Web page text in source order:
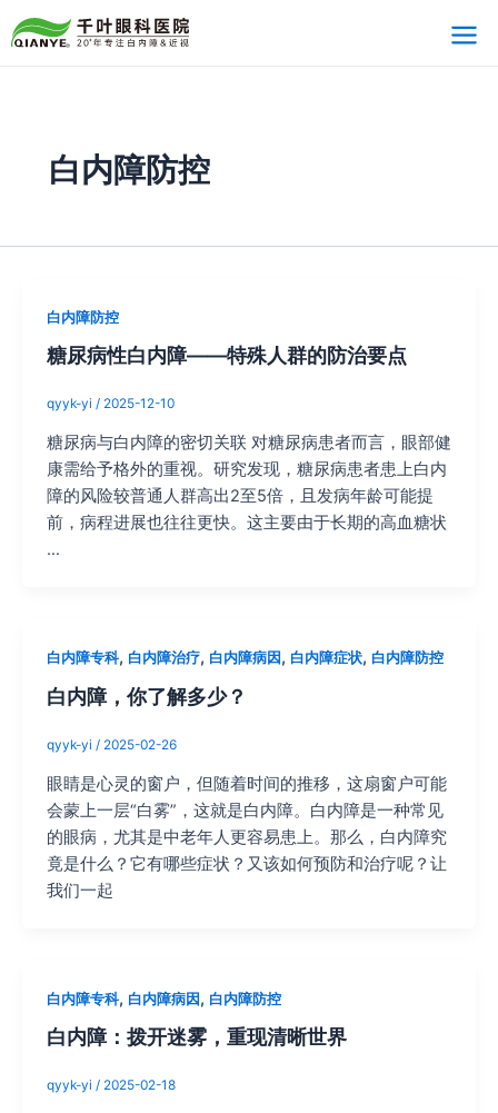
至
白内障防控
白内障防控
糖尿病性白内障——特殊人群的防治要点
qyyk-yi / 2025-12-10
糖尿病与白内障的密切关联 对糖尿病患者而言，眼部健
康需给予格外的重视。研究发现，糖尿病患者患上白内
障的风险较普通人群高出2至5倍，且发病年龄可能提
前，病程进展也往往更快。这主要由于长期的高血糖状
…
白内障专科, 白内障治疗, 白内障病因 , 白内障症状, 白内障防控
白内障，你了解多少？
qyyk-yi / 2025-02-26
眼睛是心灵的窗户，但随着时间的推移，这扇窗户可能
会蒙上一层“白雾”，这就是白内障。白内障是一种常见
的眼病，尤其是中老年人更容易患上。那么，白内障究
竟是什么？它有哪些症状？又该如何预防和治疗呢？让
我们一起
白内障专科, 白内障病因 , 白内障防控
白内障：拨开迷雾，重现清晰世界
qyyk-yi / 2025-02-18
pagination